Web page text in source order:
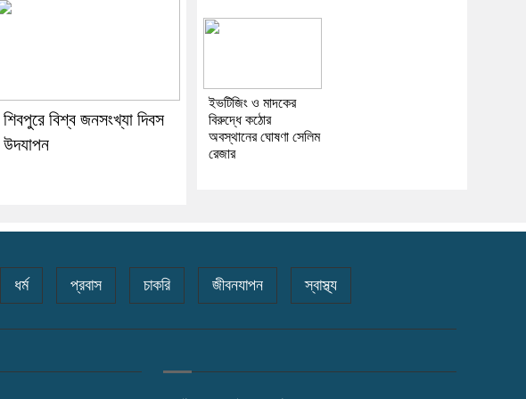
শিবপুরে বিশ্ব জনসংখ্যা দিবস
উদযাপন
ইভটিজিং ও মাদকের
বিরুদ্ধে কঠোর
অবস্থানের ঘোষণা সেলিম
রেজার
ধর্ম প্রবাস চাকরি জীবনযাপন স্বাস্থ্য